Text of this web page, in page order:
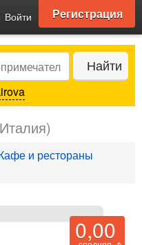
Войти Регистрация
Найти
и рестораны
0,00